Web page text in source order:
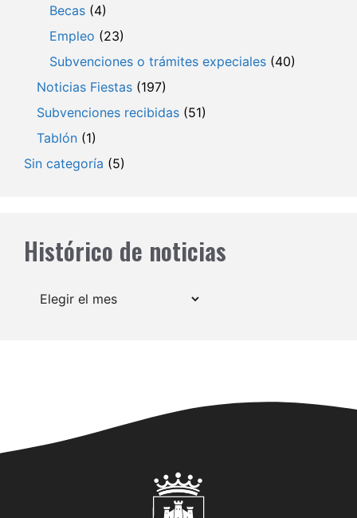
Becas (4)
Empleo (23)
Subvenciones o trámites expeciales (40)
Noticias Fiestas (197)
Subvenciones recibidas (51)
Tablón (1)
Sin categoría (5)
Histórico de noticias
Archivos